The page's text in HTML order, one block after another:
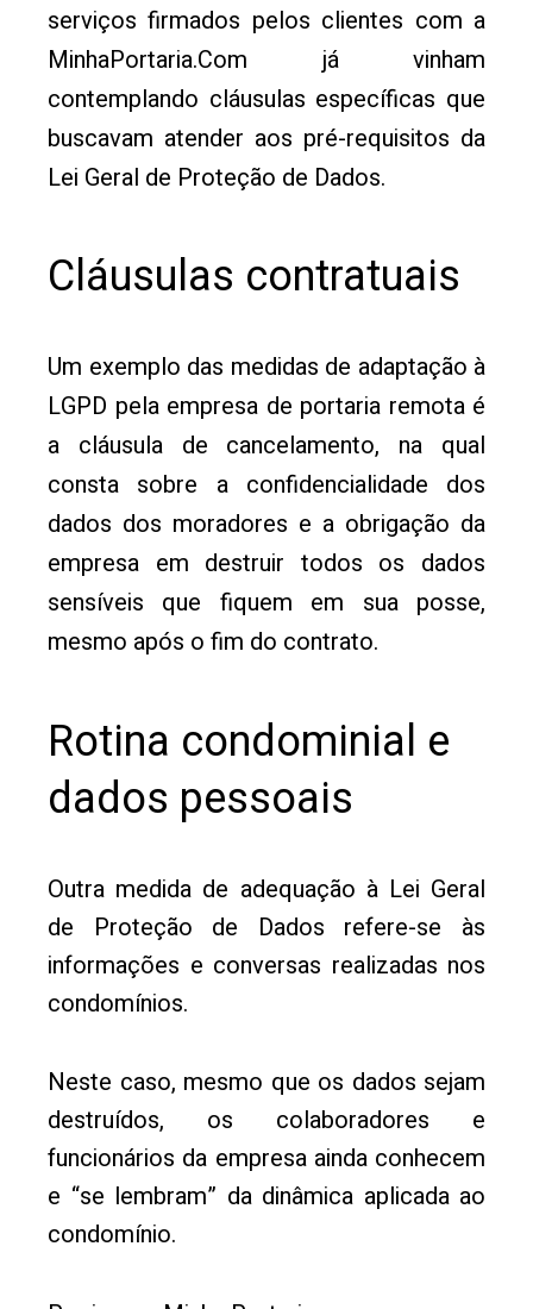
serviços firmados pelos clientes com a
MinhaPortaria.Com já vinham
contemplando cláusulas específicas que
buscavam atender aos pré-requisitos da
Lei Geral de Proteção de Dados.
Cláusulas contratuais
Um exemplo das medidas de adaptação à
LGPD pela empresa de portaria remota é
a cláusula de cancelamento, na qual
consta sobre a confidencialidade dos
dados dos moradores e a obrigação da
empresa em destruir todos os dados
sensíveis que fiquem em sua posse,
mesmo após o fim do contrato.
Rotina condominial e
dados pessoais
Outra medida de adequação à Lei Geral
de Proteção de Dados refere-se às
informações e conversas realizadas nos
condomínios.
Neste caso, mesmo que os dados sejam
destruídos, os colaboradores e
funcionários da empresa ainda conhecem
e “se lembram” da dinâmica aplicada ao
condomínio.